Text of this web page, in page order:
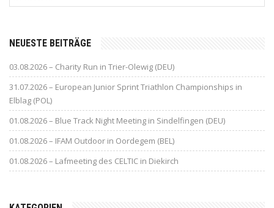
NEUESTE BEITRÄGE
03.08.2026 – Charity Run in Trier-Olewig (DEU)
31.07.2026 – European Junior Sprint Triathlon Championships in
Elblag (POL)
01.08.2026 – Blue Track Night Meeting in Sindelfingen (DEU)
01.08.2026 – IFAM Outdoor in Oordegem (BEL)
01.08.2026 – Lafmeeting des CELTIC in Diekirch